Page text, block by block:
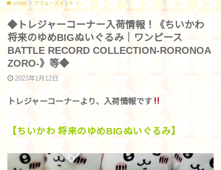
HOME アミューズメント
◆トレジャーコーナー入荷情報！《ちいかわ
将来のゆめBIGぬいぐるみ｜ワンピース
BATTLE RECORD COLLECTION-RORONOA
ZORO-》等◆
2023年1月12日
トレジャーコーナーより、入荷情報です
【ちいかわ 将来のゆめBIGぬいぐるみ】